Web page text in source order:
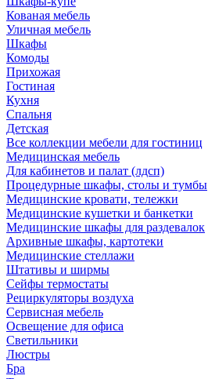
Кованая мебель
Уличная мебель
Шкафы
Комоды
Прихожая
Гостиная
Кухня
Спальня
Детская
Все коллекции мебели для гостиниц
Медицинская мебель
Для кабинетов и палат (лдсп)
Процедурные шкафы, столы и тумбы
Медицинские кровати, тележки
Медицинские кушетки и банкетки
Медицинские шкафы для раздевалок
Архивные шкафы, картотеки
Медицинские стеллажи
Штативы и ширмы
Сейфы термостаты
Рециркуляторы воздуха
Сервисная мебель
Освещение для офиса
Светильники
Люстры
Бра